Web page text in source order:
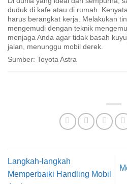
duduk di kafe atau di rumah.
harus berangkat kerja. Melakukan
mengemudi dengan teknik
menjaga Anda agar tidak basah
jalan, menunggu mobil derek.
Sumber: Toyota Astra
Langkah-langkah
Memperbaiki Handling Mobil